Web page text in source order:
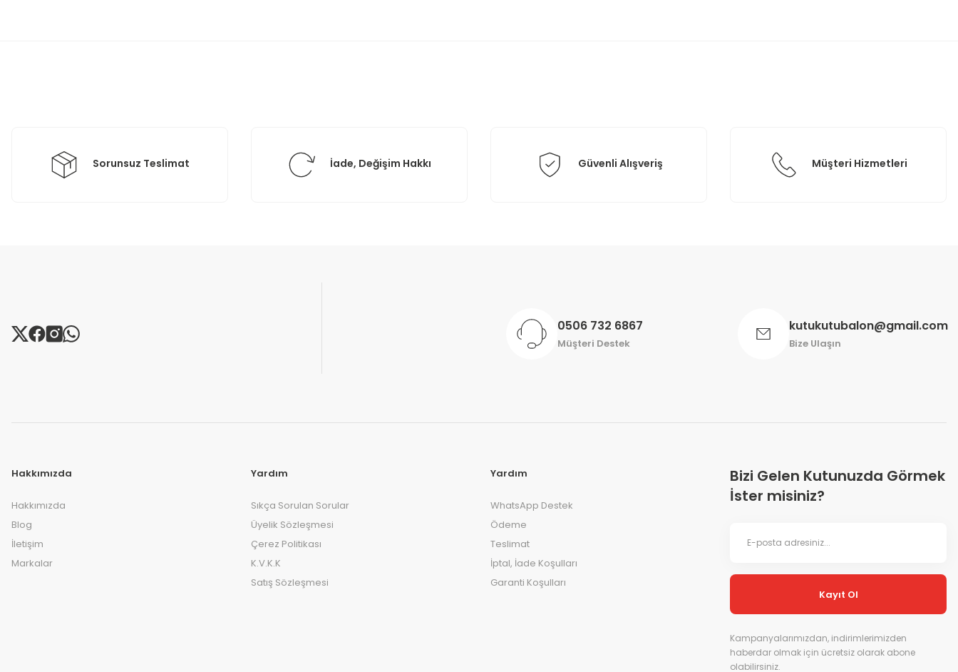
Sorunsuz Teslimat İade, Değişim Hakkı Güvenli Alışveriş Müşteri Hizmetleri
0506 732 6867
Müşteri Destek
kutukutubalon@gmail.com
Bize Ulaşın
Hakkımızda
Hakkımızda
Blog
İletişim
Markalar
Yardım
Sıkça Sorulan Sorular
Üyelik Sözleşmesi
Çerez Politikası
K.V.K.K
Satış Sözleşmesi
Yardım
WhatsApp Destek
Ödeme
Teslimat
İptal, İade Koşulları
Garanti Koşulları
Bizi Gelen Kutunuzda Görmek
İster misiniz?
Kayıt Ol
Kampanyalarımızdan, indirimlerimizden
haberdar olmak için ücretsiz olarak abone
olabilirsiniz.